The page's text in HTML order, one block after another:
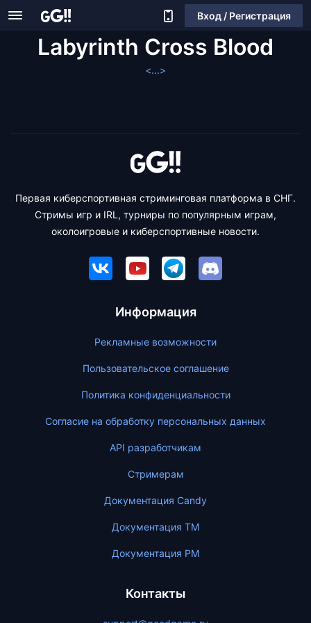
Вход / Регистрация
Labyrinth Cross Blood
<...>
Первая киберспортивная стриминговая платформа в СНГ.
Стримы игр и IRL, турниры по популярным играм,
околоигровые и киберспортивные новости.
Информация
Рекламные возможности
Пользовательское соглашение
Политика конфиденциальности
Согласие на обработку персональных данных
API разработчикам
Стримерам
Документация Candy
Документация ТМ
Документация PM
Контакты